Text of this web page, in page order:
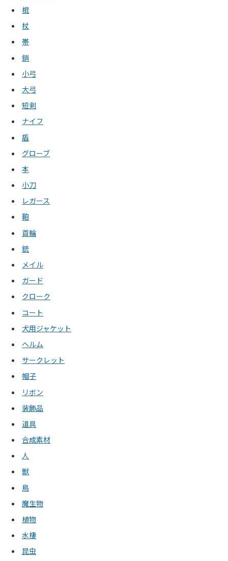
棍
杖
帯
鎖
小弓
大弓
短剣
ナイフ
盾
グローブ
本
小刀
レガース
鞄
首輪
銃
メイル
ガード
クローク
コート
犬用ジャケット
ヘルム
サークレット
帽子
リボン
装飾品
道具
合成素材
人
獣
鳥
魔生物
植物
水棲
昆虫